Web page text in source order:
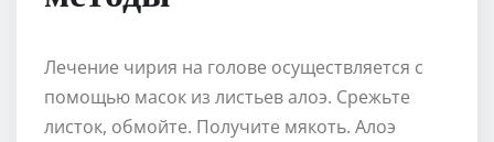
Лечение чирия на голове осуществляется с
помощью масок из листьев алоэ. Срежьте
листок, обмойте. Получите мякоть. Алоэ